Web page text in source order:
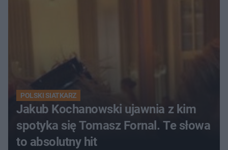
POLSKI SIATKARZ
Jakub Kochanowski ujawnia z kim
spotyka się Tomasz Fornal. Te słowa
to absolutny hit